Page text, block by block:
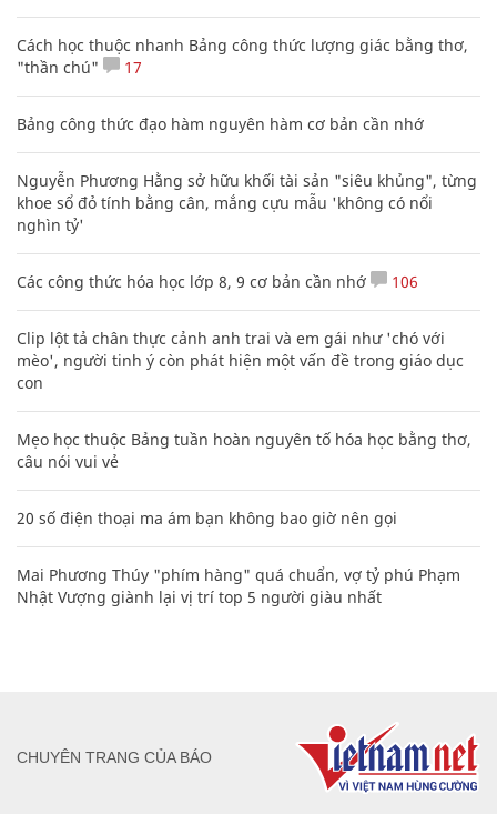
Cách học thuộc nhanh Bảng công thức lượng giác bằng thơ,
"thần chú"
17
Bảng công thức đạo hàm nguyên hàm cơ bản cần nhớ
Nguyễn Phương Hằng sở hữu khối tài sản "siêu khủng", từng
khoe sổ đỏ tính bằng cân, mắng cựu mẫu 'không có nổi
nghìn tỷ'
Các công thức hóa học lớp 8, 9 cơ bản cần nhớ 106
Clip lột tả chân thực cảnh anh trai và em gái như 'chó với
mèo', người tinh ý còn phát hiện một vấn đề trong giáo dục
con
Mẹo học thuộc Bảng tuần hoàn nguyên tố hóa học bằng thơ,
câu nói vui vẻ
20 số điện thoại ma ám bạn không bao giờ nên gọi
Mai Phương Thúy "phím hàng" quá chuẩn, vợ tỷ phú Phạm
Nhật Vượng giành lại vị trí top 5 người giàu nhất
CHUYÊN TRANG CỦA BÁO